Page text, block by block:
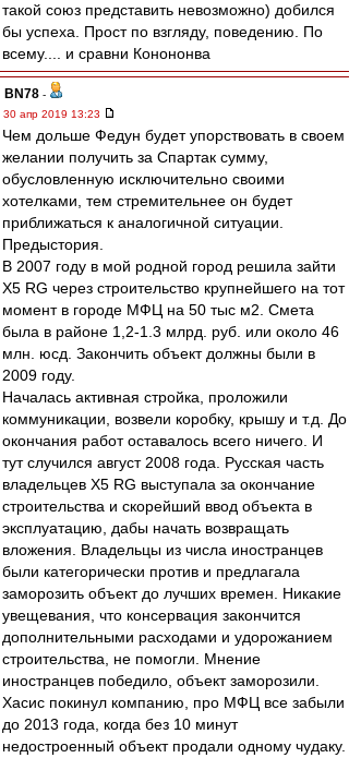
такой союз представить невозможно) добился
бы успеха. Прост по взгляду, поведению. По
всему.... и сравни Конононва
BN78 -
30 апр 2019 13:23
Чем дольше Федун будет упорствовать в своем
желании получить за Спартак сумму,
обусловленную исключительно своими
хотелками, тем стремительнее он будет
приближаться к аналогичной ситуации.
Предыстория.
В 2007 году в мой родной город решила зайти
X5 RG через строительство крупнейшего на тот
момент в городе МФЦ на 50 тыс м2. Смета
была в районе 1,2-1.3 млрд. руб. или около 46
млн. юсд. Закончить объект должны были в
2009 году.
Началась активная стройка, проложили
коммуникации, возвели коробку, крышу и т.д. До
окончания работ оставалось всего ничего. И
тут случился август 2008 года. Русская часть
владельцев X5 RG выступала за окончание
строительства и скорейший ввод объекта в
эксплуатацию, дабы начать возвращать
вложения. Владельцы из числа иностранцев
были категорически против и предлагала
заморозить объект до лучших времен. Никакие
увещевания, что консервация закончится
дополнительными расходами и удорожанием
строительства, не помогли. Мнение
иностранцев победило, объект заморозили.
Хасис покинул компанию, про МФЦ все забыли
до 2013 года, когда без 10 минут
недостроенный объект продали одному чудаку.